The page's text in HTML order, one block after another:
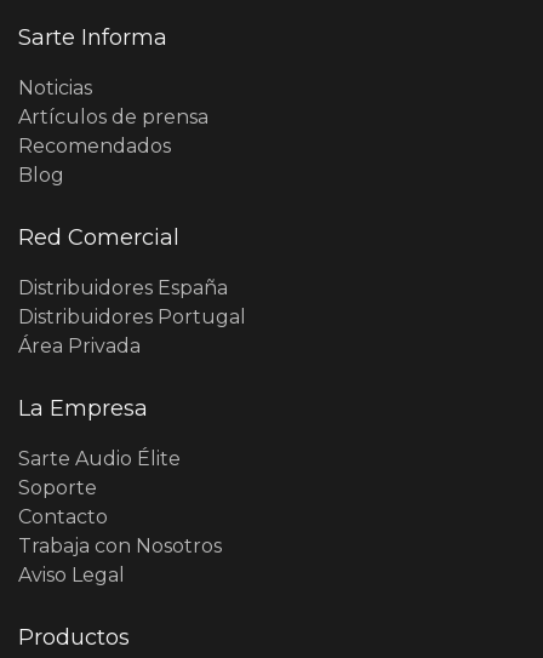
Sarte Informa
Noticias
Artículos de prensa
Recomendados
Blog
Red Comercial
Distribuidores España
Distribuidores Portugal
Área Privada
La Empresa
Sarte Audio Élite
Soporte
Contacto
Trabaja con Nosotros
Aviso Legal
Productos